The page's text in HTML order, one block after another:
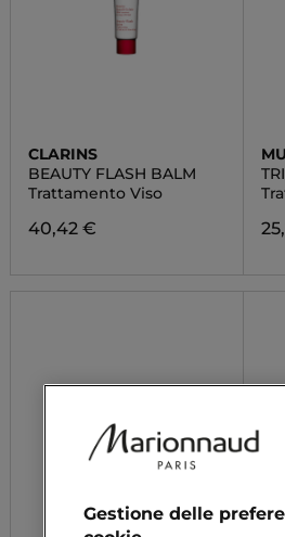
CLARINS
BEAUTY FLASH BALM
Trattamento Viso
40,42 €
Gestione delle